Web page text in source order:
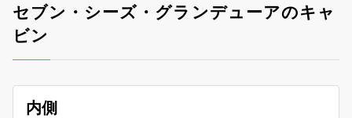
セブン・シーズ・グランデューアのキャ
ビン
内側